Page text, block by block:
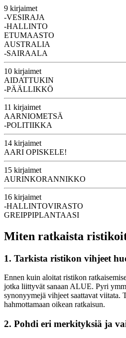
9 kirjaimet
-VESIRAJA
-HALLINTO
ETUMAASTO
AUSTRALIA
-SAIRAALA
10 kirjaimet
AIDATTUKIN
-PÄÄLLIKKÖ
11 kirjaimet
AARNIOMETSÄ
-POLITIIKKA
14 kirjaimet
AARI OPISKELE!
15 kirjaimet
AURINKORANNIKKO
16 kirjaimet
-HALLINTOVIRASTO
GREIPPIPLANTAASI
Miten ratkaista
1. Tarkista ristikon vihjeet
Ennen kuin aloitat ristikon
jotka liittyvät sanaan ALUE. Pyri
synonyymejä vihjeet saattavat viitata.
hahmottamaan oikean ratkaisun.
2. Pohdi eri merkityksiä ja